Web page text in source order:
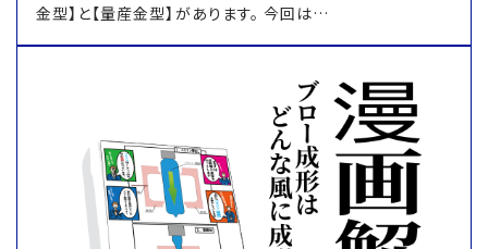
金型】と【量産金型】があります。 今回は…